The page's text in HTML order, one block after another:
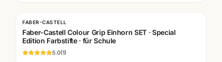
FABER-CASTELL
Faber-Castell Colour Grip Einhorn SET · Special
Edition Farbstifte · für Schule
5.0(1)